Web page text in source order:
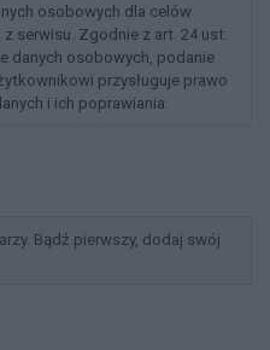
osobowych dla celów
serwisu. Zgodnie z art. 24 ust.
danych osobowych, podanie
przysługuje prawo
i ich poprawiania.
Bądź pierwszy, dodaj swój